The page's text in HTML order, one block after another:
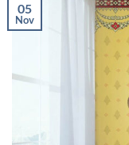
05
Nov